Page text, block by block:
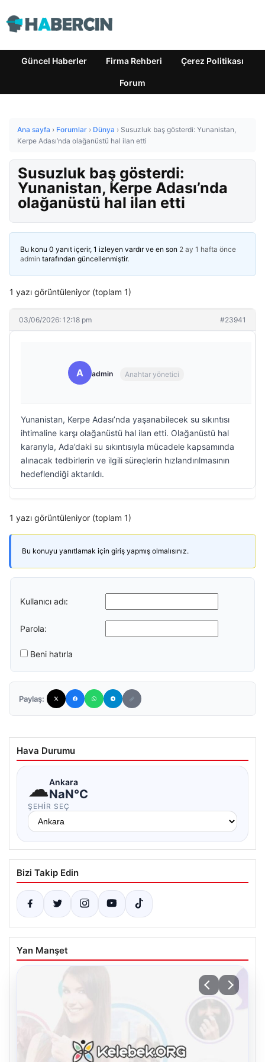
Güncel Haberler Firma Rehberi Çerez Politikası
Forum
Ana sayfa › Forumlar › Dünya › Susuzluk baş gösterdi: Yunanistan,
Kerpe Adası’nda olağanüstü hal ilan etti
Susuzluk baş gösterdi:
Yunanistan, Kerpe Adası’nda
olağanüstü hal ilan etti
Bu konu 0 yanıt içerir, 1 izleyen vardır ve en son 2 ay 1 hafta önce
admin tarafından güncellenmiştir.
1 yazı görüntüleniyor (toplam 1)
03/06/2026: 12:18 pm #23941
A admin Anahtar yönetici
Yunanistan, Kerpe Adası’nda yaşanabilecek su sıkıntısı
ihtimaline karşı olağanüstü hal ilan etti. Olağanüstü hal
kararıyla, Ada’daki su sıkıntısıyla mücadele kapsamında
alınacak tedbirlerin ve ilgili süreçlerin hızlandırılmasının
hedeflendiği aktarıldı.
1 yazı görüntüleniyor (toplam 1)
Bu konuyu yanıtlamak için giriş yapmış olmalısınız.
Kullanıcı adı:
Parola:
Beni hatırla
Paylaş:
Hava Durumu
☁Ankara
NaN°C
ŞEHIR SEÇ
Bizi Takip Edin
Yan Manşet